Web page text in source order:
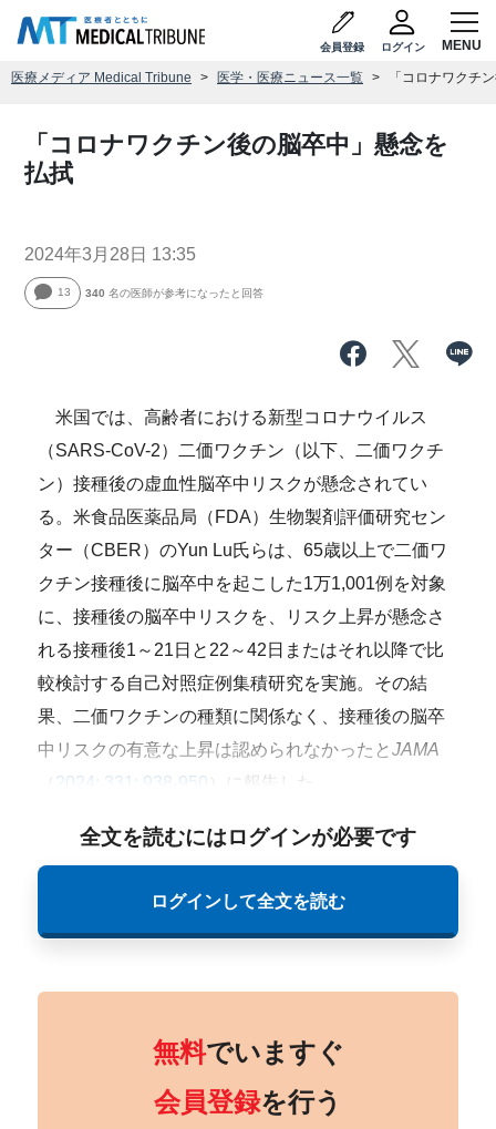
会員登録 ログイン
医療メディア Medical Tribune 医学・医療ニュース一覧 「コロナワクチ
「コロナワクチン後の脳卒中」懸念を
払拭
2024年3月28日 13:35
13 340 名の医師が参考になったと回答
米国では、高齢者における新型コロナウイルス
（SARS-CoV-2）二価ワクチン（以下、二価ワクチ
ン）接種後の虚血性脳卒中リスクが懸念されてい
る。米食品医薬品局（FDA）生物製剤評価研究セン
ター（CBER）のYun Lu氏らは、65歳以上で二価ワ
クチン接種後に脳卒中を起こした1万1,001例を対象
に、接種後の脳卒中リスクを、リスク上昇が懸念さ
れる接種後1～21日と22～42日またはそれ以降で比
較検討する自己対照症例集積研究を実施。その結
果、二価ワクチンの種類に関係なく、接種後の脳卒
中リスクの有意な上昇は認められなかったとJAMA
2024; 331: 938-950 ）に報告した。
全文を読むにはログインが必要です
ログインして全文を読む
無料でいますぐ
会員登録を行う